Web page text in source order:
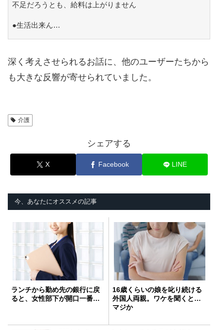
不足だろうとも、給料は上がりません
●生活出来ん…
深く考えさせられるお話に、他のユーザーたちから
も大きな反響が寄せられていました。
介護
シェアする
X Facebook LINE
今、あなたにオススメの記事
ランチから勤め先の銀行に戻
ると、女性部下が開口一番…
16歳くらいの娘を叱り続ける
外国人両親。ワケを聞くと…
マジか